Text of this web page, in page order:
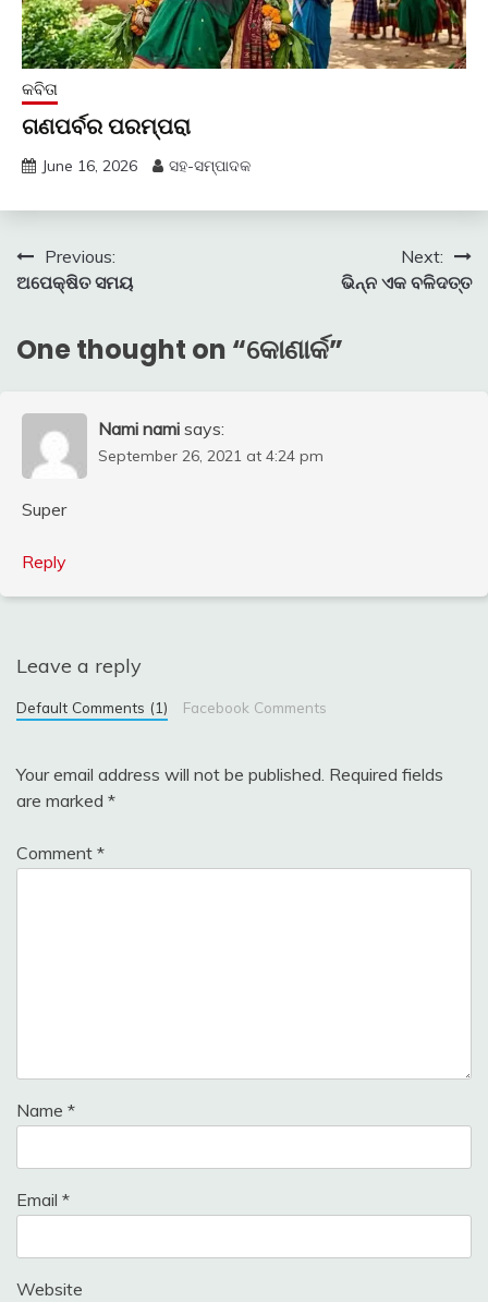
କବିତା
ଗଣପର୍ବର ପରମ୍ପରା
June 16, 2026 ସହ-ସମ୍ପାଦକ
Post
navigation
Previous:
ଅପେକ୍ଷିତ ସମୟ
Next:
ଭିନ୍ନ ଏକ ବଳିଦତ୍ତ
One thought on “କୋଣାର୍କ”
Nami nami says:
September 26, 2021 at 4:24 pm
Super
Reply
Leave a reply
Default Comments (1) Facebook Comments
Your email address will not be published. Required fields
are marked *
Comment *
Name *
Email *
Website